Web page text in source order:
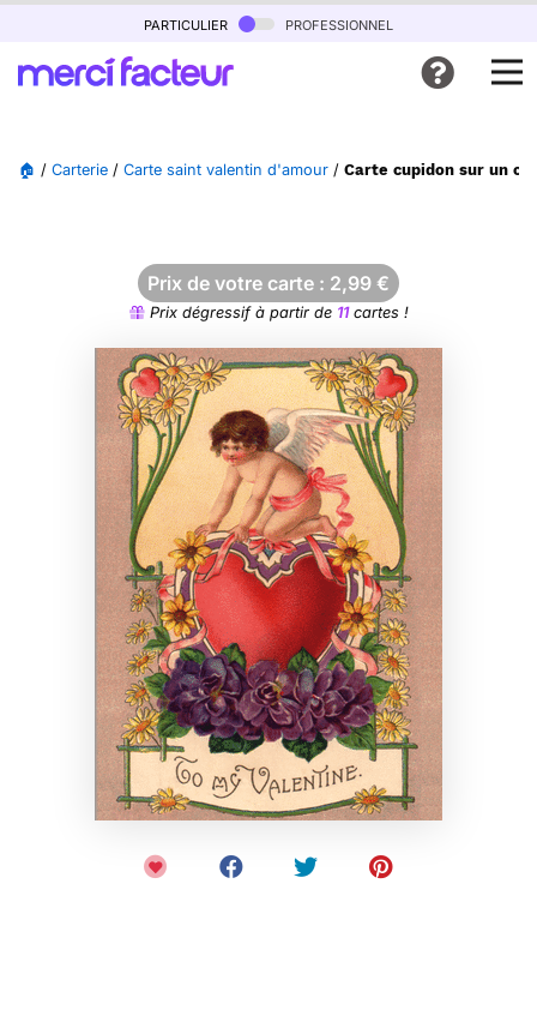
particulier professionnel
🏠 / Carterie / Carte saint valentin d'amour / Carte cupidon sur un
Prix de votre carte : 2,99 €
Prix dégressif à partir de 11cartes !